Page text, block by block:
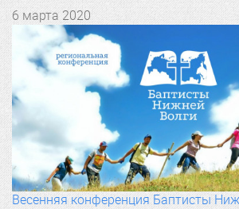
6 марта 2020
Весенняя конференция Баптисты